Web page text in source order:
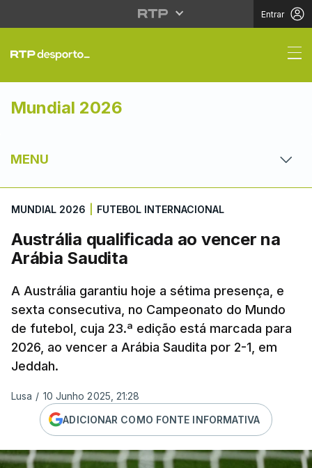
Entrar
Austrália qualificada
Mundial 2026
MENU
MUNDIAL 2026 FUTEBOL INTERNACIONAL
Austrália qualificada ao vencer na
Arábia Saudita
A Austrália garantiu hoje a sétima presença, e
sexta consecutiva, no Campeonato do Mundo
de futebol, cuja 23.ª edição está marcada para
2026, ao vencer a Arábia Saudita por 2-1, em
Jeddah.
Lusa / 10 Junho 2025, 21:28
ADICIONAR COMO FONTE INFORMATIVA